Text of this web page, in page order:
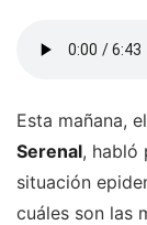
Esta mañana,
Serenal, habló
situación
cuáles son las